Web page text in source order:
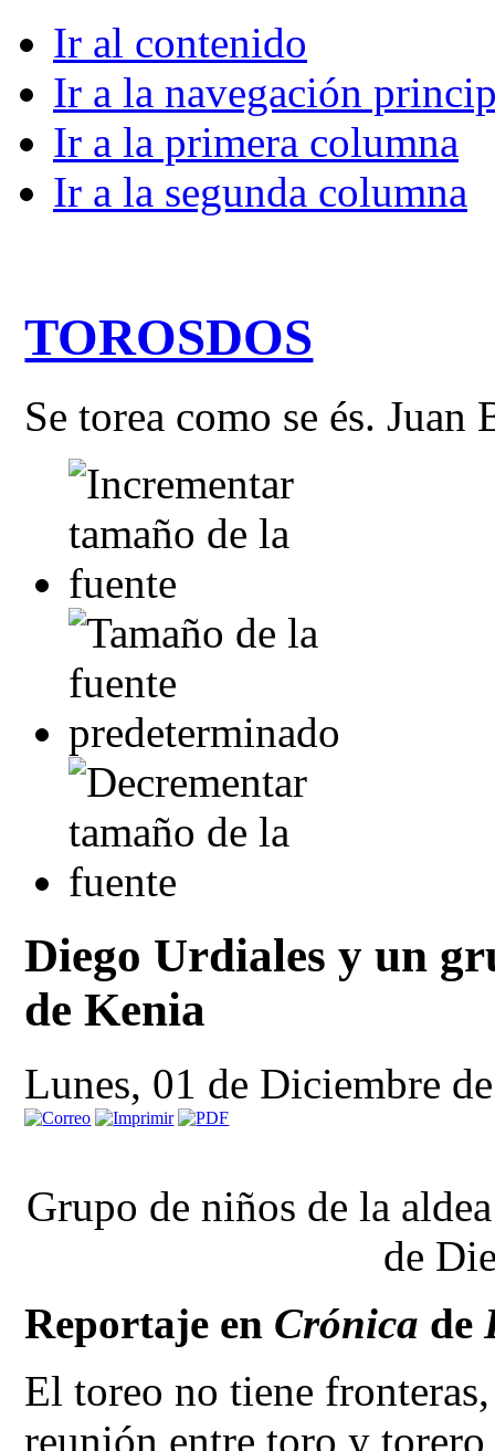
Ir al contenido
Ir a la navegación
Ir a la primera columna
Ir a la segunda columna
TOROSDOS
Se torea como se és. Juan
Diego Urdiales y un
de Kenia
Lunes, 01 de Diciembre
Grupo de niños de la
de
Reportaje en Crónica de
El toreo no tiene
reunión entre toro y